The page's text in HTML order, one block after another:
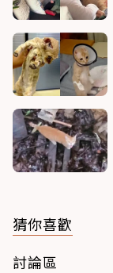
猜你喜歡
討論區